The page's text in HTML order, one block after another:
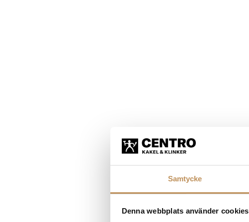
Samtycke
Denna webbplats använder cookies